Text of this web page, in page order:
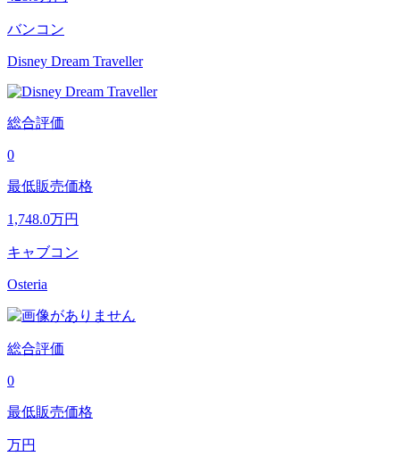
バンコン
Disney Dream Traveller
総合評価
0
最低販売価格
1,748.0万円
キャブコン
Osteria
総合評価
0
最低販売価格
万円